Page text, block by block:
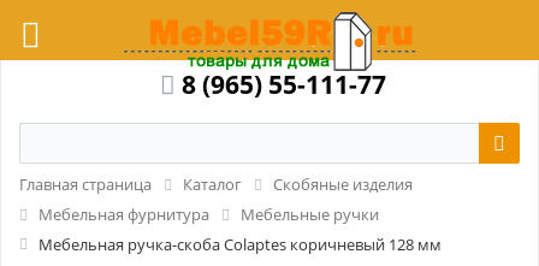
8 (965) 55-111-77
Главная страница Каталог
Скобяные изделия
Мебельная фурнитура
Мебельные ручки
Мебельная ручка-скоба Colaptes коричневый 128 мм